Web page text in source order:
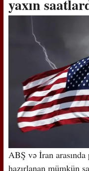
yaxın
ABŞ və İran
hazırlanan mümkün